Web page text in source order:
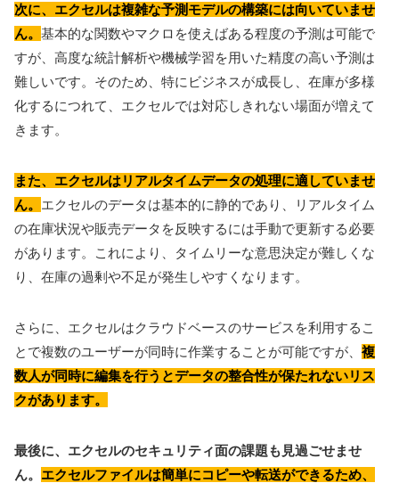
次に、エクセルは複雑な予測モデルの構築には向いていませ
ん。 基本的な関数やマクロを使えばある程度の予測は可能で
すが、高度な統計解析や機械学習を用いた精度の高い予測は
難しいです。そのため、特にビジネスが成長し、在庫が多様
化するにつれて、エクセルでは対応しきれない場面が増えて
きます。
また、エクセルはリアルタイムデータの処理に適していませ
ん。 エクセルのデータは基本的に静的であり、リアルタイム
の在庫状況や販売データを反映するには手動で更新する必要
があります。これにより、タイムリーな意思決定が難しくな
り、在庫の過剰や不足が発生しやすくなります。
さらに、エクセルはクラウドベースのサービスを利用するこ
とで複数のユーザーが同時に作業することが可能ですが、 複
数人が同時に編集を行うとデータの整合性が保たれないリス
クがあります。
最後に、エクセルのセキュリティ面の課題も見過ごせませ
ん。 エクセルファイルは簡単にコピーや転送ができるため、